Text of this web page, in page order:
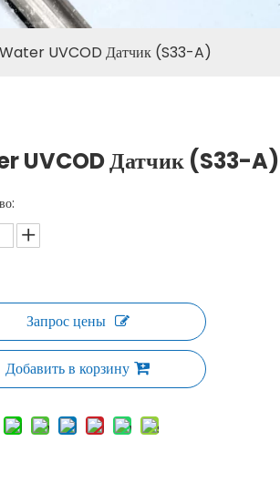
Water UVCOD Датчик (S33-A)
UVCOD Датчик (S33-A)
Запрос цены
Добавить в корзину